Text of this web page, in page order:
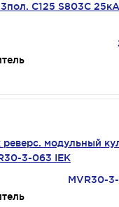
С125 S803C
реверс. модульный
3-063 IEK
MVR30-